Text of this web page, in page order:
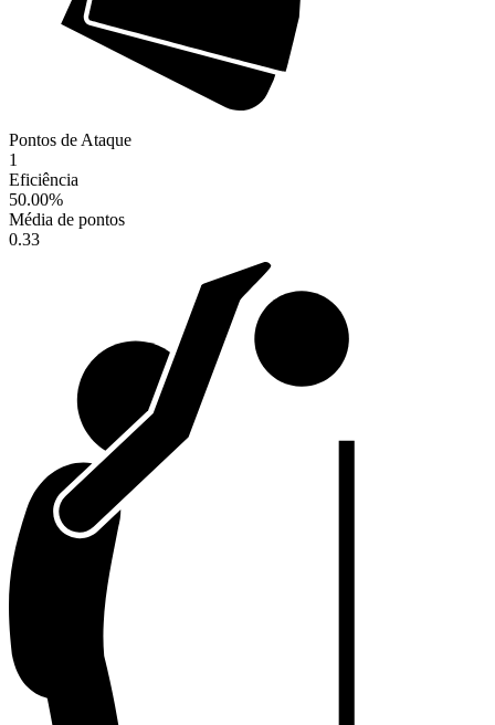
Pontos de Ataque
1
Eficiência
50.00%
Média de pontos
0.33